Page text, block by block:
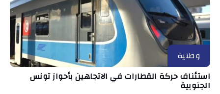
وطنية
استئناف حركة القطارات في الاتجاهين بأحواز تونس
الجنوبية